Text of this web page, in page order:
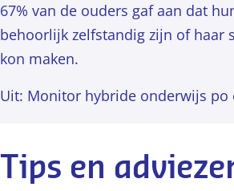
67% van de ouders gaf aan dat
behoorlijk zelfstandig zijn of haar
kon maken.
Uit: Monitor hybride onderwijs po
Tips en